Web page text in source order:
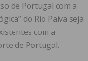
de Portugal com a
do Rio Paiva seja
com a
de Portugal.